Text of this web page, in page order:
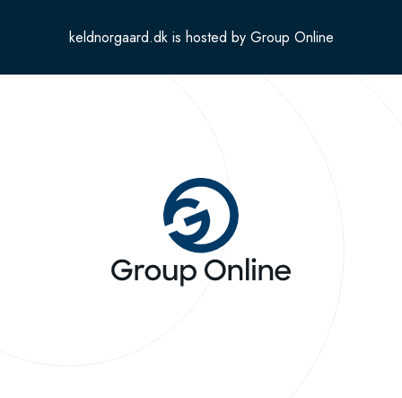
keldnorgaard.dk is hosted by Group Online